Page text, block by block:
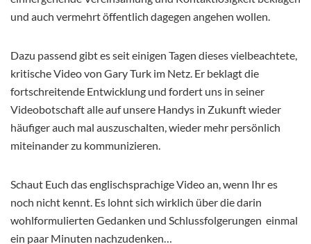
und auch vermehrt öffentlich dagegen angehen wollen.
Dazu passend gibt es seit einigen Tagen dieses vielbeachtete,
kritische Video von Gary Turk im Netz. Er beklagt die
fortschreitende Entwicklung und fordert uns in seiner
Videobotschaft alle auf unsere Handys in Zukunft wieder
häufiger auch mal auszuschalten, wieder mehr persönlich
miteinander zu kommunizieren.
Schaut Euch das englischsprachige Video an, wenn Ihr es
noch nicht kennt. Es lohnt sich wirklich über die darin
wohlformulierten Gedanken und Schlussfolgerungen einmal
ein paar Minuten nachzudenken…